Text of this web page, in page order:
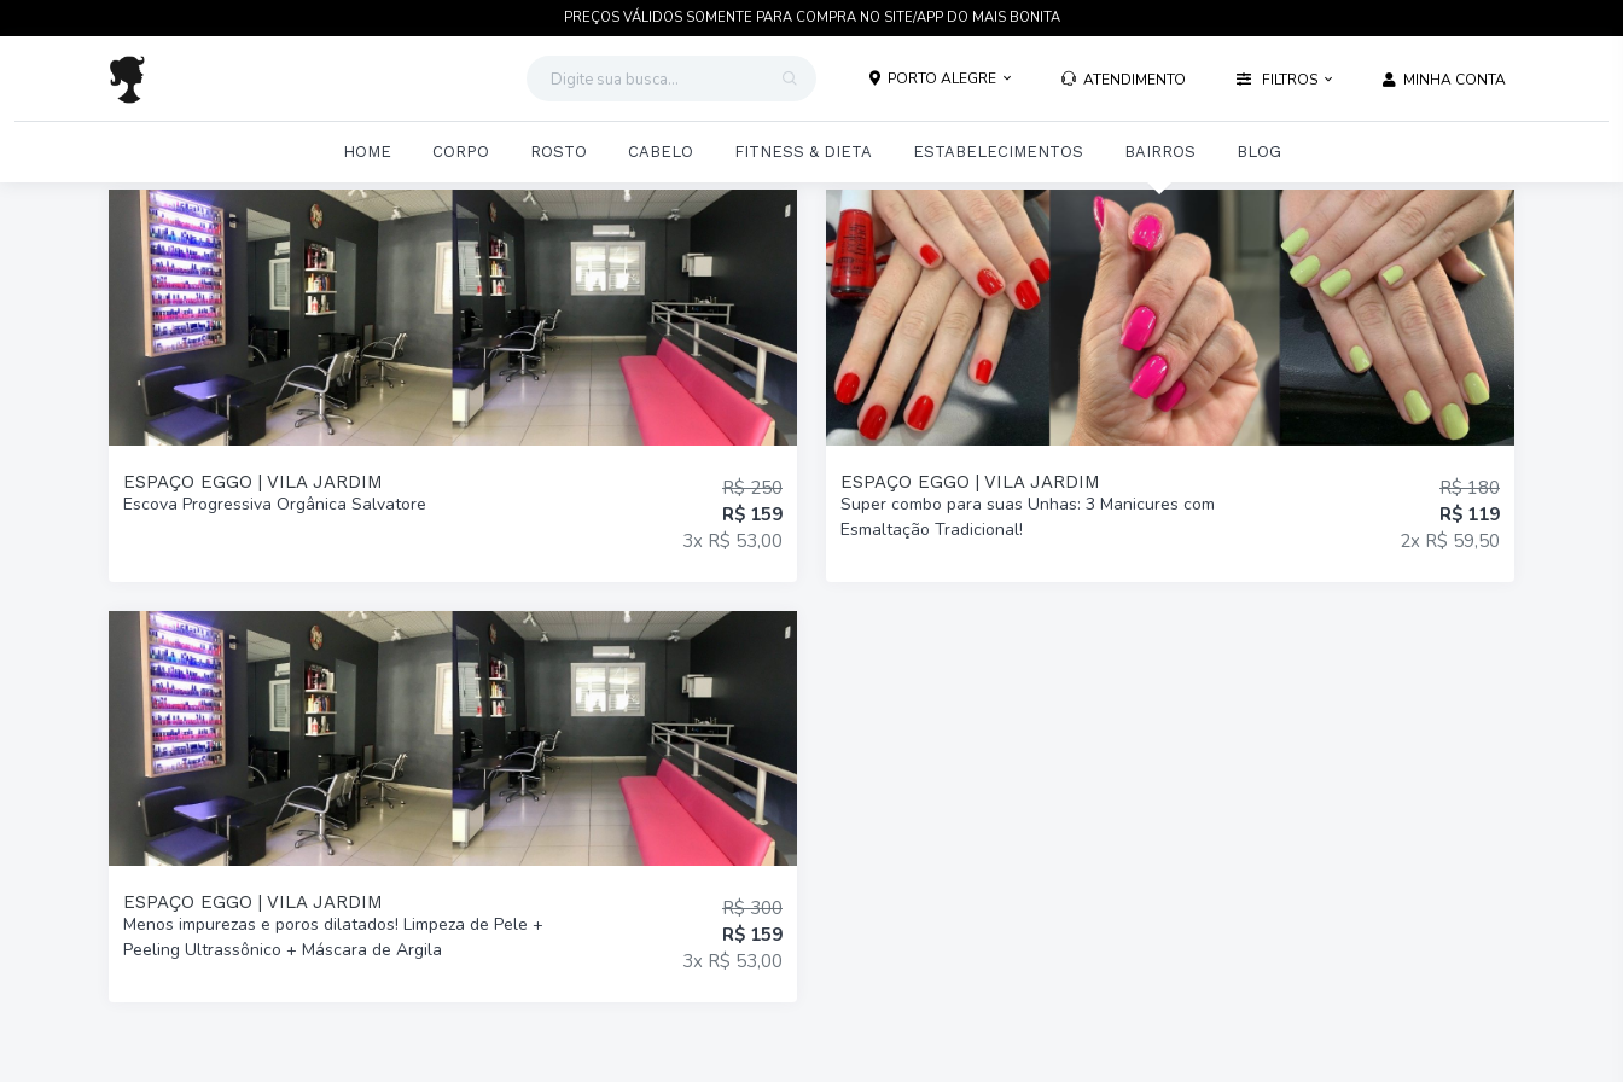
PREÇOS VÁLIDOS SOMENTE PARA COMPRA NO SITE/APP DO MAIS BONITA
PORTO ALEGRE ATENDIMENTO FILTROS MINHA CONTA
HOME CORPO ROSTO CABELO FITNESS & DIETA ESTABELECIMENTOS BAIRROS BLOG
ESPAÇO EGGO | VILA JARDIM
Escova Progressiva Orgânica Salvatore
R$ 250
R$ 159
3x R$ 53,00
ESPAÇO EGGO | VILA JARDIM
Super combo para suas Unhas: 3 Manicures com
Esmaltação Tradicional!
R$ 180
R$ 119
2x R$ 59,50
ESPAÇO EGGO | VILA JARDIM
Menos impurezas e poros dilatados! Limpeza de Pele +
Peeling Ultrassônico + Máscara de Argila
R$ 300
R$ 159
3x R$ 53,00